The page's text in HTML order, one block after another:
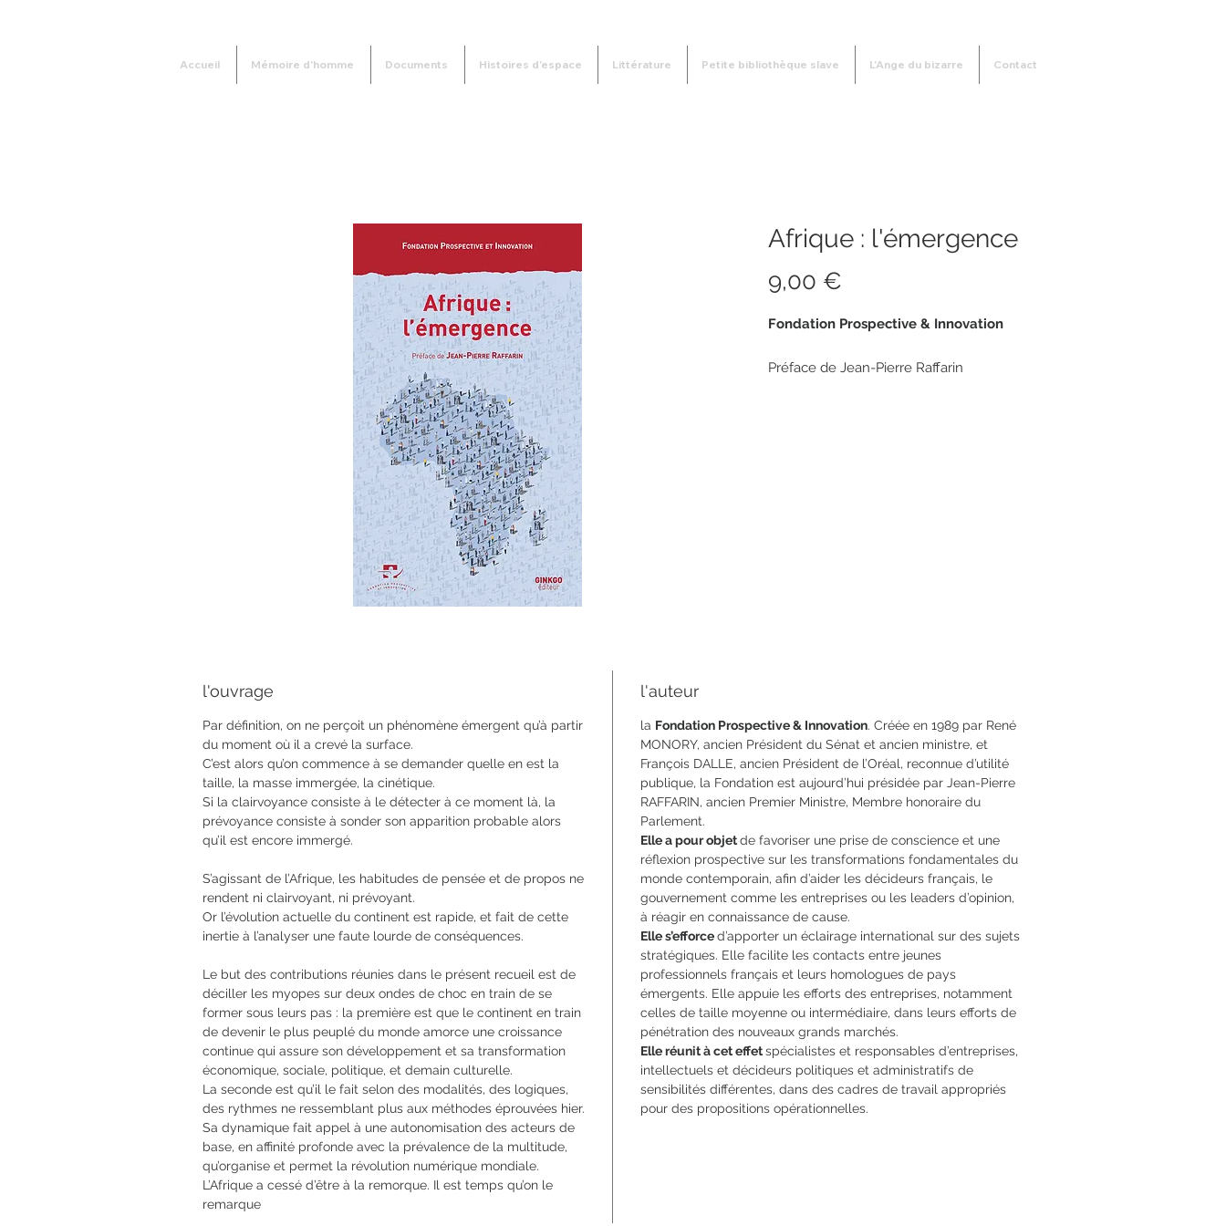
Accueil Mémoire d'homme Documents Histoires d'espace Littérature Petite bibliothèque slave L'Ange du bizarre Contact
Afrique : l'émergence
9,00 €
Fondation Prospective & Innovation
Préface de Jean-Pierre Raffarin
l'ouvrage
Par définition, on ne perçoit un phénomène émergent qu’à partir
du moment où il a crevé la surface.
C’est alors qu’on commence à se demander quelle en est la
taille, la masse immergée, la cinétique.
Si la clairvoyance consiste à le détecter à ce moment là, la
prévoyance consiste à sonder son apparition probable alors
qu’il est encore immergé.
S’agissant de l’Afrique, les habitudes de pensée et de propos ne
rendent ni clairvoyant, ni prévoyant.
Or l’évolution actuelle du continent est rapide, et fait de cette
inertie à l’analyser une faute lourde de conséquences.
Le but des contributions réunies dans le présent recueil est de
déciller les myopes sur deux ondes de choc en train de se
former sous leurs pas : la première est que le continent en train
de devenir le plus peuplé du monde amorce une croissance
continue qui assure son développement et sa transformation
économique, sociale, politique, et demain culturelle.
La seconde est qu’il le fait selon des modalités, des logiques,
des rythmes ne ressemblant plus aux méthodes éprouvées hier.
Sa dynamique fait appel à une autonomisation des acteurs de
base, en affinité profonde avec la prévalence de la multitude,
qu’organise et permet la révolution numérique mondiale.
L’Afrique a cessé d’être à la remorque. Il est temps qu’on le
remarque
l'auteur
la Fondation Prospective & Innovation. Créée en 1989 par René
MONORY, ancien Président du Sénat et ancien ministre, et
François DALLE, ancien Président de l’Oréal, reconnue d’utilité
publique, la Fondation est aujourd’hui présidée par Jean-Pierre
RAFFARIN, ancien Premier Ministre, Membre honoraire du
Parlement.
Elle a pour objetde favoriser une prise de conscience et une
réflexion prospective sur les transformations fondamentales du
monde contemporain, afin d’aider les décideurs français, le
gouvernement comme les entreprises ou les leaders d’opinion,
à réagir en connaissance de cause.
Elle s’efforced’apporter un éclairage international sur des sujets
stratégiques. Elle facilite les contacts entre jeunes
professionnels français et leurs homologues de pays
émergents. Elle appuie les efforts des entreprises, notamment
celles de taille moyenne ou intermédiaire, dans leurs efforts de
pénétration des nouveaux grands marchés.
Elle réunit à cet effetspécialistes et responsables d’entreprises,
intellectuels et décideurs politiques et administratifs de
sensibilités différentes, dans des cadres de travail appropriés
pour des propositions opérationnelles.